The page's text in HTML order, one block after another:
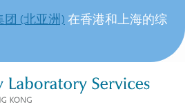
团 (北亚洲) 在香港和上海的综